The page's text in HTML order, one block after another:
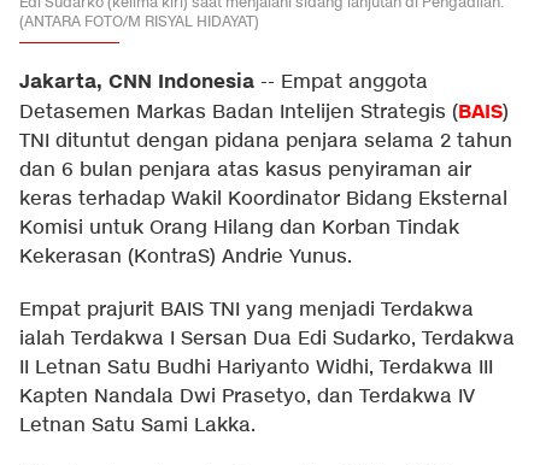
(ANTARA FOTO/M RISYAL HIDAYAT)
Jakarta, CNN Indonesia -- Empat anggota
Detasemen Markas Badan Intelijen Strategis (BAIS)
TNI dituntut dengan pidana penjara selama 2 tahun
dan 6 bulan penjara atas kasus penyiraman air
keras terhadap Wakil Koordinator Bidang Eksternal
Komisi untuk Orang Hilang dan Korban Tindak
Kekerasan (KontraS) Andrie Yunus.
Empat prajurit BAIS TNI yang menjadi Terdakwa
ialah Terdakwa I Sersan Dua Edi Sudarko, Terdakwa
II Letnan Satu Budhi Hariyanto Widhi, Terdakwa III
Kapten Nandala Dwi Prasetyo, dan Terdakwa IV
Letnan Satu Sami Lakka.